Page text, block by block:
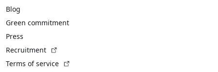
Blog
Green commitment
Press
Recruitment
Terms of service